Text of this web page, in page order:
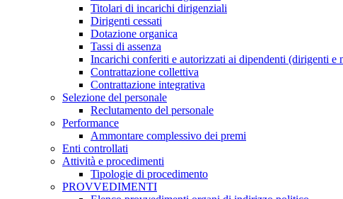
Titolari di incarichi dirigenziali
Dirigenti cessati
Dotazione organica
Tassi di assenza
Incarichi conferiti e autorizzati ai dipendenti (dirigenti e
Contrattazione collettiva
Contrattazione integrativa
Selezione del personale
Reclutamento del personale
Performance
Ammontare complessivo dei premi
Enti controllati
Attività e procedimenti
Tipologie di procedimento
PROVVEDIMENTI